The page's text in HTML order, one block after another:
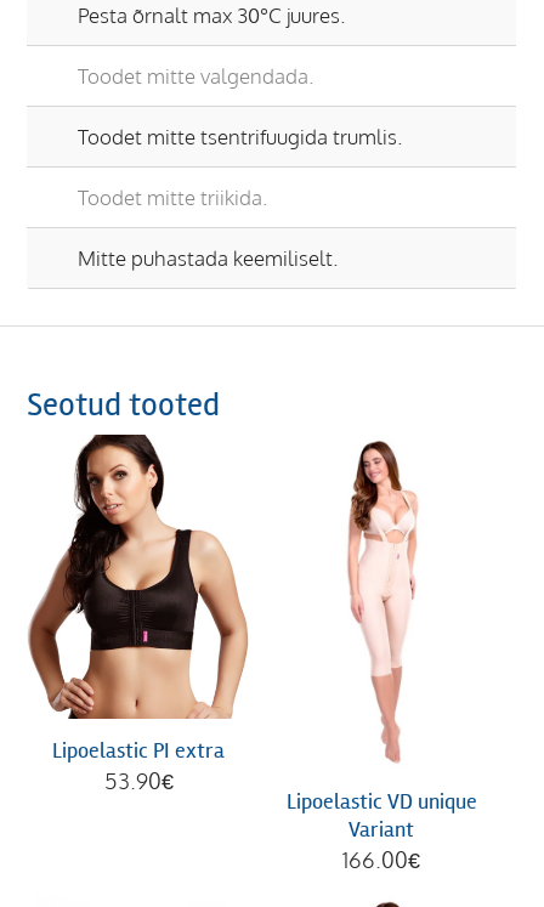
Pesta õrnalt max 30°C juures.
Toodet mitte valgendada.
Toodet mitte tsentrifuugida trumlis.
Toodet mitte triikida.
Mitte puhastada keemiliselt.
Seotud tooted
Lipoelastic PI extra
53.90€
Lipoelastic VD unique
Variant
166.00€